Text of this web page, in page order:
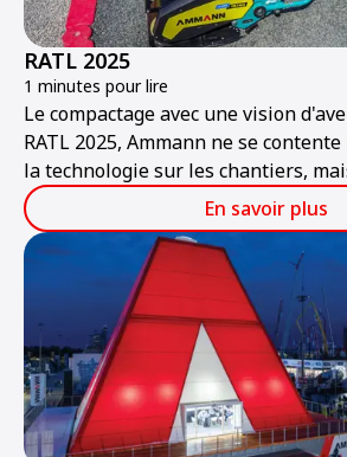
RATL 2025
1 minutes pour lire
Le compactage avec une vision
RATL 2025, Ammann ne se
la technologie sur les chantiers,
solutions pour l'avenir. Les
gamme de machines alliant
technologies intelligentes, prêtes
En savoir plus